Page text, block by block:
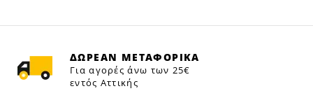
ΔΩΡΕΑΝ ΜΕΤΑΦΟΡΙΚΑ
Για αγορές άνω των 25€
εντός Αττικής